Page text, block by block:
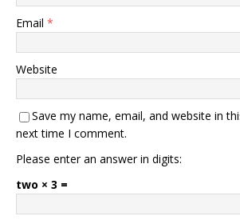
Email *
Website
Save my name, email, and website in
next time I comment.
Please enter an answer in digits:
two × 3 =